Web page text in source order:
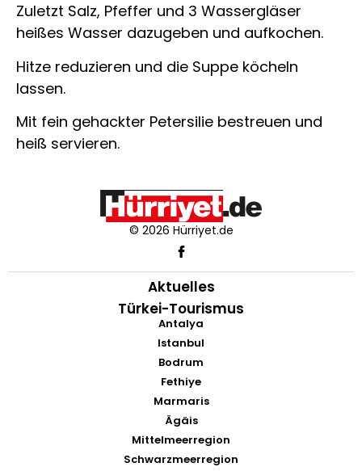
Zuletzt Salz, Pfeffer und 3 Wassergläser
heißes Wasser dazugeben und aufkochen.
Hitze reduzieren und die Suppe köcheln
lassen.
Mit fein gehackter Petersilie bestreuen und
heiß servieren.
© 2026 Hürriyet.de
Aktuelles
Türkei-Tourismus
Antalya
Istanbul
Bodrum
Fethiye
Marmaris
Ägäis
Mittelmeerregion
Schwarzmeerregion